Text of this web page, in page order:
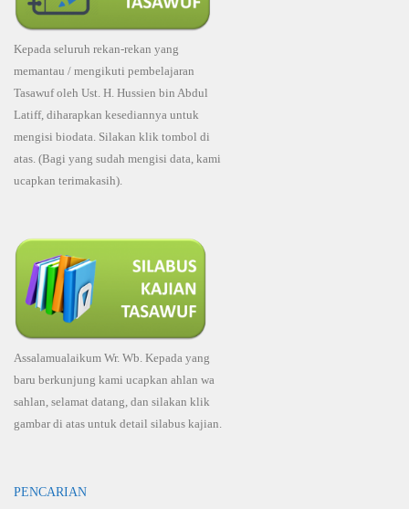
Kepada seluruh rekan-rekan yang
memantau / mengikuti pembelajaran
Tasawuf oleh Ust. H. Hussien bin Abdul
Latiff, diharapkan kesediannya untuk
mengisi biodata. Silakan klik tombol di
atas. (Bagi yang sudah mengisi data, kami
ucapkan terimakasih).
Assalamualaikum Wr. Wb. Kepada yang
baru berkunjung kami ucapkan ahlan wa
sahlan, selamat datang, dan silakan klik
gambar di atas untuk detail silabus kajian.
PENCARIAN